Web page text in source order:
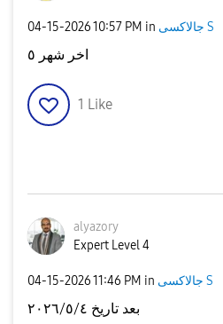
‎04-15-202610:57 PM in جالاكسى S
اخر شهر ٥
1 Like
alyazory
Expert Level 4
‎04-15-202611:46 PM in جالاكسى S
بعد تاريخ ٢٠٢٦/٥/٤